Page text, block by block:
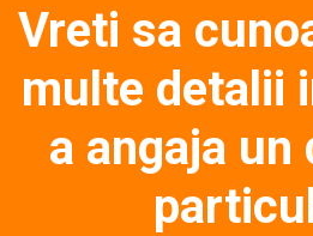
Vreti sa
multe detalii
a angaja